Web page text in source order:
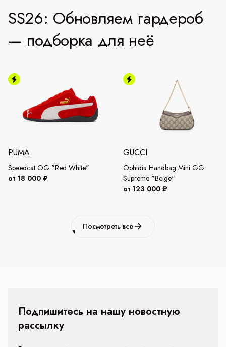
SS26: Обновляем гардероб
— подборка для неё
PUMA
Speedcat OG "Red White"
от 18 000 ₽
GUCCI
Ophidia Handbag Mini GG
Supreme "Beige"
от 123 000 ₽
Посмотреть все
Подпишитесь на нашу новостную
рассылку